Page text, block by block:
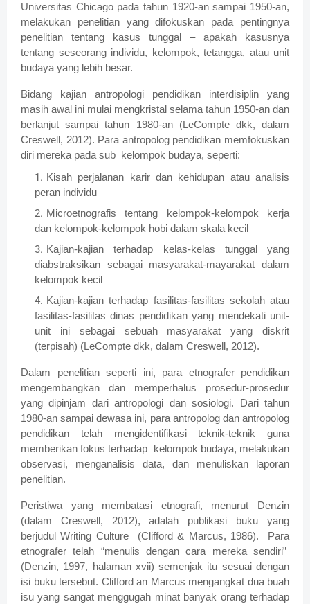
Universitas Chicago pada tahun 1920-an sampai 1950-an,
melakukan penelitian yang difokuskan pada pentingnya
penelitian tentang kasus tunggal – apakah kasusnya
tentang seseorang individu, kelompok, tetangga, atau unit
budaya yang lebih besar.
Bidang kajian antropologi pendidikan interdisiplin yang
masih awal ini mulai mengkristal selama tahun 1950-an dan
berlanjut sampai tahun 1980-an (LeCompte dkk, dalam
Creswell, 2012). Para antropolog pendidikan memfokuskan
diri mereka pada sub kelompok budaya, seperti:
Kisah perjalanan karir dan kehidupan atau analisis
peran individu
Microetnografis tentang kelompok-kelompok kerja
dan kelompok-kelompok hobi dalam skala kecil
Kajian-kajian terhadap kelas-kelas tunggal yang
diabstraksikan sebagai masyarakat-mayarakat dalam
kelompok kecil
Kajian-kajian terhadap fasilitas-fasilitas sekolah atau
fasilitas-fasilitas dinas pendidikan yang mendekati unit-
unit ini sebagai sebuah masyarakat yang diskrit
(terpisah) (LeCompte dkk, dalam Creswell, 2012).
Dalam penelitian seperti ini, para etnografer pendidikan
mengembangkan dan memperhalus prosedur-prosedur
yang dipinjam dari antropologi dan sosiologi. Dari tahun
1980-an sampai dewasa ini, para antropolog dan antropolog
pendidikan telah mengidentifikasi teknik-teknik guna
memberikan fokus terhadap kelompok budaya, melakukan
observasi, menganalisis data, dan menuliskan laporan
penelitian.
Peristiwa yang membatasi etnografi, menurut Denzin
(dalam Creswell, 2012), adalah publikasi buku yang
berjudul Writing Culture
(Clifford & Marcus, 1986).
Para
etnografer telah “menulis dengan cara mereka sendiri”
(Denzin, 1997, halaman xvii) semenjak itu sesuai dengan
isi buku tersebut. Clifford an Marcus mengangkat dua buah
isu yang sangat menggugah minat banyak orang terhadap